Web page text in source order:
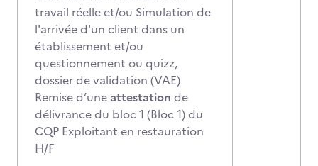
travail réelle et/ou Simulation de
l'arrivée d'un client dans un
établissement et/ou
questionnement ou quizz,
dossier de validation (VAE)
Remise d’une attestation de
délivrance du bloc 1 (Bloc 1) du
CQP Exploitant en restauration
H/F